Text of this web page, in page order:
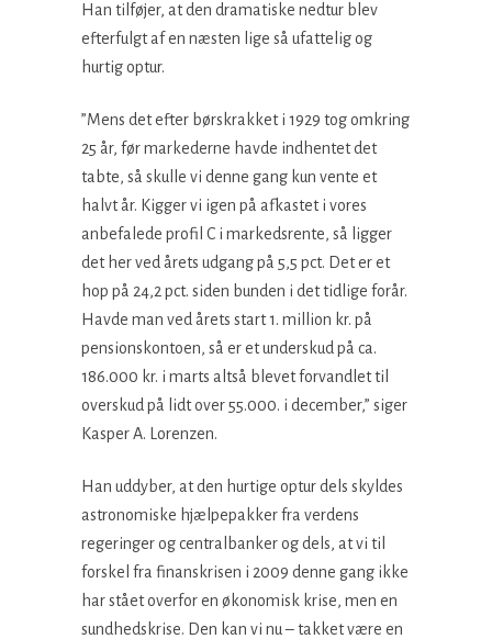
Han tilføjer, at den dramatiske nedtur blev
efterfulgt af en næsten lige så ufattelig og
hurtig optur.
”Mens det efter børskrakket i 1929 tog omkring
25 år, før markederne havde indhentet det
tabte, så skulle vi denne gang kun vente et
halvt år. Kigger vi igen på afkastet i vores
anbefalede profil C i markedsrente, så ligger
det her ved årets udgang på 5,5 pct. Det er et
hop på 24,2 pct. siden bunden i det tidlige forår.
Havde man ved årets start 1. million kr. på
pensionskontoen, så er et underskud på ca.
186.000 kr. i marts altså blevet forvandlet til
overskud på lidt over 55.000. i december,” siger
Kasper A. Lorenzen.
Han uddyber, at den hurtige optur dels skyldes
astronomiske hjælpepakker fra verdens
regeringer og centralbanker og dels, at vi til
forskel fra finanskrisen i 2009 denne gang ikke
har stået overfor en økonomisk krise, men en
sundhedskrise. Den kan vi nu – takket være en